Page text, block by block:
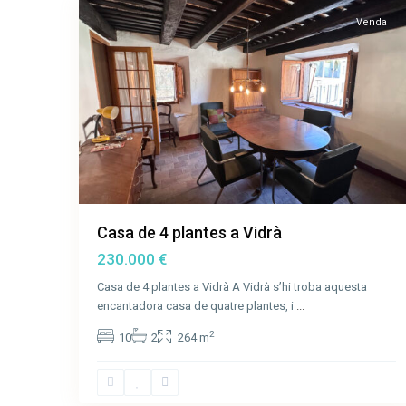
Venda
Casa de 4 plantes a Vidrà
230.000 €
Casa de 4 plantes a Vidrà A Vidrà s’hi troba aquesta
encantadora casa de quatre plantes, i ...
10 2 264 m2